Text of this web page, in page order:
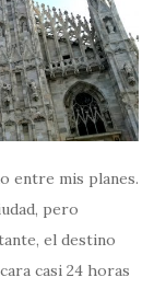
entre mis planes.
pero
el destino
casi 24 horas